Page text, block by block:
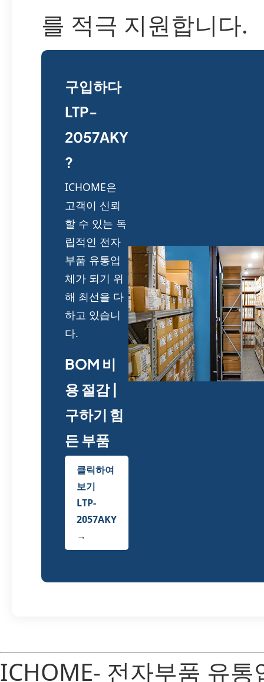
를 적극 지원합니다.
구입하다
LTP-
2057AKY
?
ICHOME은
고객이 신뢰
할 수 있는 독
립적인 전자
부품 유통업
체가 되기 위
해 최선을 다
하고 있습니
다.
BOM 비
용 절감 |
구하기 힘
든 부품
클릭하여
보기
LTP-
2057AKY
→
ICHOME- 전자부품 유